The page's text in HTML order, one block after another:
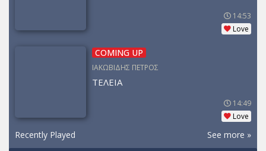
14:53
Love
COMING UP
ΙΑΚΩΒΙΔΗΣ ΠΕΤΡΟΣ
ΤΕΛΕΙΑ
14:49
Love
Recently Played See more »